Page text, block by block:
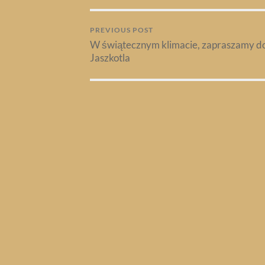
PREVIOUS POST
W świątecznym klimacie, zapraszamy
Jaszkotla